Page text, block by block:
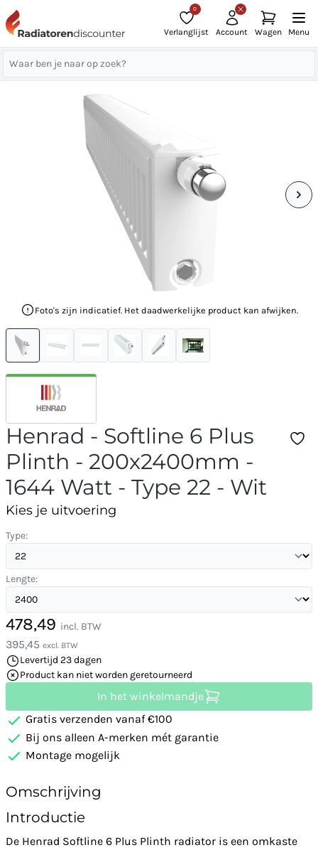
0
Verlanglijst Account Wagen Menu
Foto's zijn indicatief. Het daadwerkelijke product kan afwijken.
Henrad - Softline 6 Plus
Plinth - 200x2400mm -
1644 Watt - Type 22 - Wit
Kies je uitvoering
Type:
Lengte:
478,49 incl. BTW
395,45 excl. BTW
Levertijd 23 dagen
Product kan niet worden geretourneerd
In het winkelmandje
Gratis verzenden vanaf €100
Bij ons alleen A-merken mét garantie
Montage mogelijk
Omschrijving
Introductie
De Henrad Softline 6 Plus Plinth radiator is een omkaste